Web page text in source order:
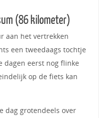
(86 kilometer)
aan het vertrekken
een tweedaags tochtje
dagen eerst nog flinke
op de fiets kan
dag grotendeels over